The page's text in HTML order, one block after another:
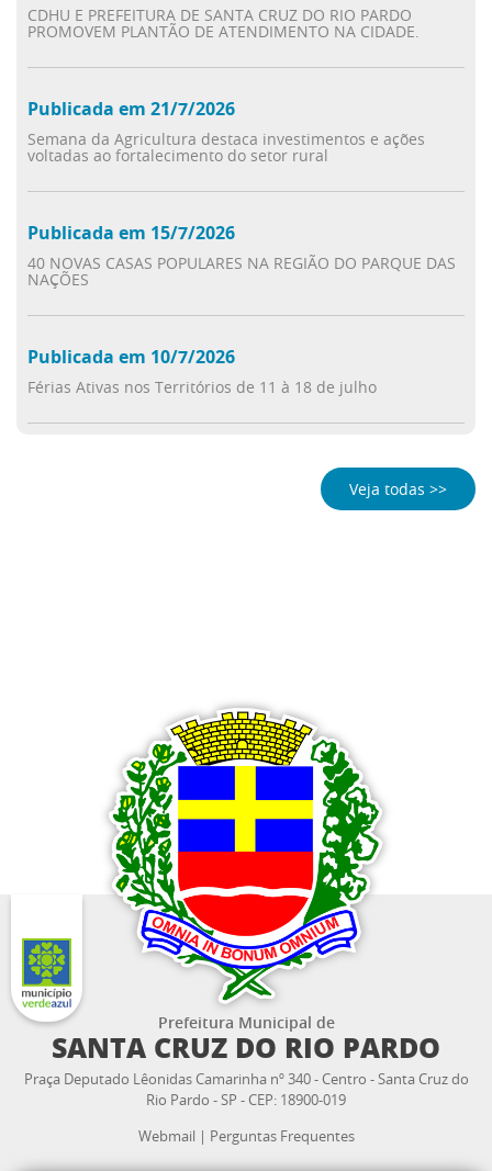
CDHU E PREFEITURA DE SANTA CRUZ DO RIO PARDO
PROMOVEM PLANTÃO DE ATENDIMENTO NA CIDADE.
Publicada em 21/7/2026
Semana da Agricultura destaca investimentos e ações
voltadas ao fortalecimento do setor rural
Publicada em 15/7/2026
40 NOVAS CASAS POPULARES NA REGIÃO DO PARQUE DAS
NAÇÕES
Publicada em 10/7/2026
Férias Ativas nos Territórios de 11 à 18 de julho
Veja todas >>
Prefeitura Municipal de
SANTA CRUZ DO RIO PARDO
Praça Deputado Lêonidas Camarinha nº 340 - Centro - Santa Cruz do
Rio Pardo - SP - CEP: 18900-019
Webmail | Perguntas Frequentes